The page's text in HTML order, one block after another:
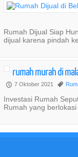
Rumah Dijual Siap
dijual karena pindah
rumah murah di
P 7 Oktober 2021 ,
Investasi Rumah
Rumah yang